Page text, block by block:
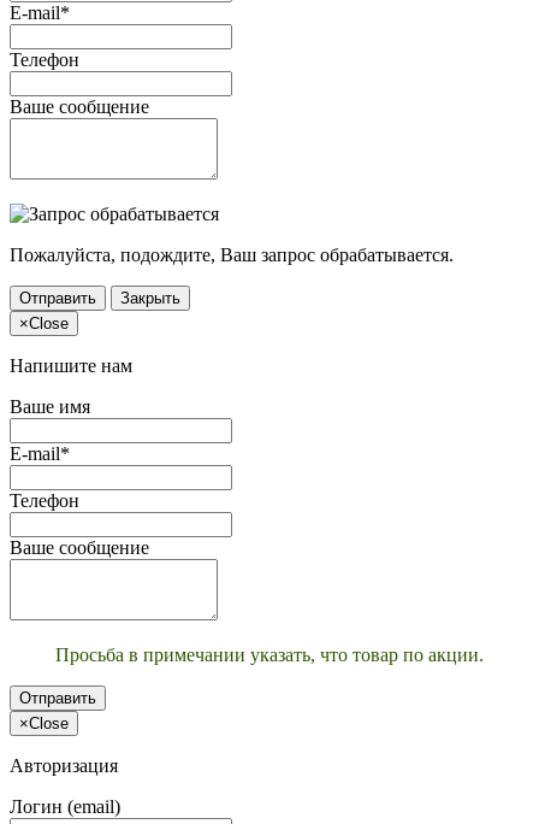
E-mail*
Телефон
Ваше сообщение
Пожалуйста, подождите, Ваш запрос обрабатывается.
Отправить
Закрыть
×Close
Напишите нам
Ваше имя
E-mail*
Телефон
Ваше сообщение
Просьба в примечании указать, что товар по акции.
Отправить
×Close
Авторизация
Логин (email)